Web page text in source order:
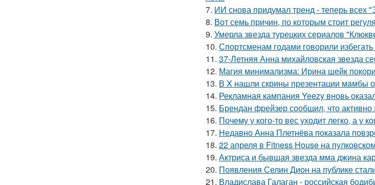
7. ИИ снова придумал тренд - теперь всех
8. Вот семь причин, по которым стоит
9. Умерла звезда турецких сериалов
10. Спортсменам годами говорили
11. 37-Летняя Анна михайловская звезда
12. Магия минимализма: Ирина шейк
13. В X нашли скрины презентации мaмбы
14. Рекламная кампания Yeezy вновь
15. Брендан фрейзер сообщил, что
16. Почему у кого-то вес уходит легко, а у
17. Недавно Анна Плетнёва показала
18. 22 апреля в Fitness House на
19. Актриса и бывшая звезда мма джина
20. Появления Селин Дион на публике
21. Владислава Галаган - российская